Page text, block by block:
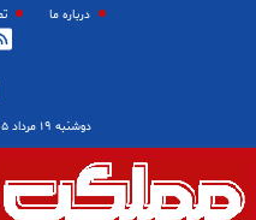
درباره ما
دوشنبه ۱۹ مرداد ۱۴۰۵